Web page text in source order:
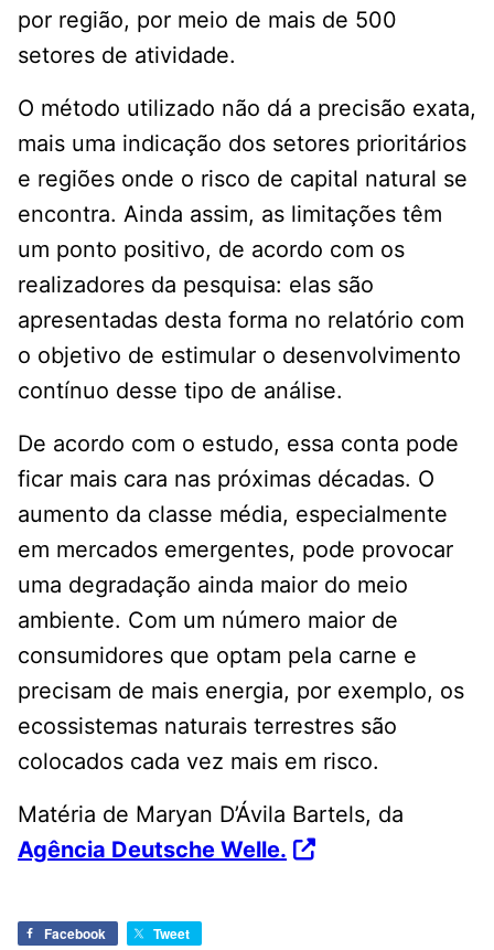
por região, por meio de mais de 500
setores de atividade.
O método utilizado não dá a precisão exata,
mais uma indicação dos setores prioritários
e regiões onde o risco de capital natural se
encontra. Ainda assim, as limitações têm
um ponto positivo, de acordo com os
realizadores da pesquisa: elas são
apresentadas desta forma no relatório com
o objetivo de estimular o desenvolvimento
contínuo desse tipo de análise.
De acordo com o estudo, essa conta pode
ficar mais cara nas próximas décadas. O
aumento da classe média, especialmente
em mercados emergentes, pode provocar
uma degradação ainda maior do meio
ambiente. Com um número maior de
consumidores que optam pela carne e
precisam de mais energia, por exemplo, os
ecossistemas naturais terrestres são
colocados cada vez mais em risco.
Matéria de Maryan D’Ávila Bartels, da
Agência Deutsche Welle.
Facebook Tweet